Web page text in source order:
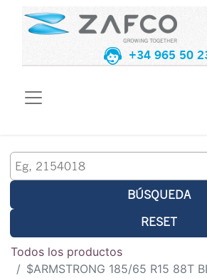
+34 965 50
BÚSQUEDA
RESET
Todos los productos
$ARMSTRONG 185/65 R15 88T